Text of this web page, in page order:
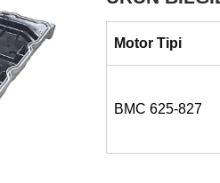
Motor Tipi
BMC 625-827